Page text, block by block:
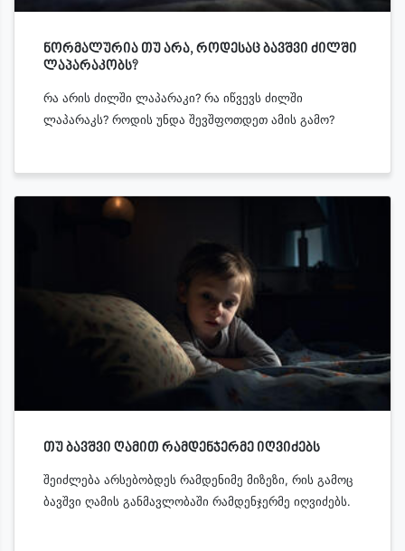
ნორმალურია თუ არა, როდესაც ბავშვი ძილში
ლაპარაკობს?
რა არის ძილში ლაპარაკი? რა იწვევს ძილში
ლაპარაკს? როდის უნდა შევშფოთდეთ ამის გამო?
თუ ბავშვი ღამით რამდენჯერმე იღვიძებს
შეიძლება არსებობდეს რამდენიმე მიზეზი, რის გამოც
ბავშვი ღამის განმავლობაში რამდენჯერმე იღვიძებს.